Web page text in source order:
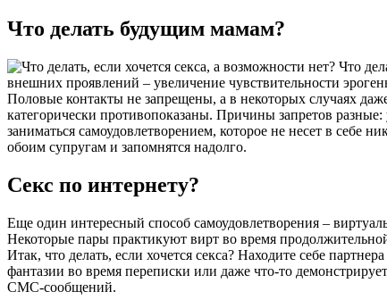
Что делать будущим мамам?
внешних проявлений – увеличение чувствительности
Половые контакты не запрещены, а в некоторых случаях
категорически противопоказаны. Причины запретов
заниматься самоудовлетворением, которое не несет в себе
обоим супругам и запомнятся надолго.
Секс по интернету?
Еще один интересный способ самоудовлетворения –
Некоторые пары практикуют вирт во время
Итак, что делать, если хочется секса? Находите себе
фантазии во время переписки или даже что-то
СМС-сообщений.